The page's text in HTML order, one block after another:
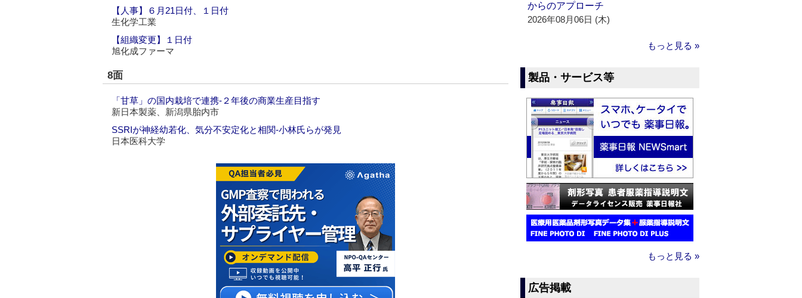
【人事】６月21日付、１日付
生化学工業
【組織変更】１日付
旭化成ファーマ
8面
「甘草」の国内栽培で連携‐２年後の商業生産目指す
新日本製薬、新潟県胎内市
SSRIが神経幼若化、気分不安定化と相関‐小林氏らが発見
日本医科大学
からのアプローチ
2026年08月06日 (木)
もっと見る »
製品・サービス等
もっと見る »
広告掲載